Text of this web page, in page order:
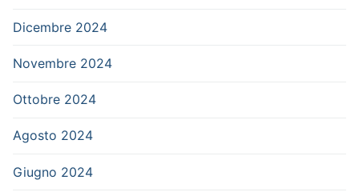
Dicembre 2024
Novembre 2024
Ottobre 2024
Agosto 2024
Giugno 2024